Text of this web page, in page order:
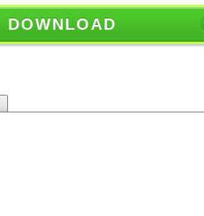
DOWNLOAD